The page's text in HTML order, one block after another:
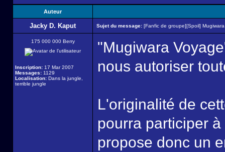
Auteur
Jacky D. Kaput Sujet du message: [Fanfic de groupe][Spoil]
175 000 000 Berry
Inscription: 17 Mar 2007
Messages: 1129
Localisation: Dans la jungle,
terrible jungle
"Mugiwara
nous autoriser
L'originalité de
pourra participer
propose donc un